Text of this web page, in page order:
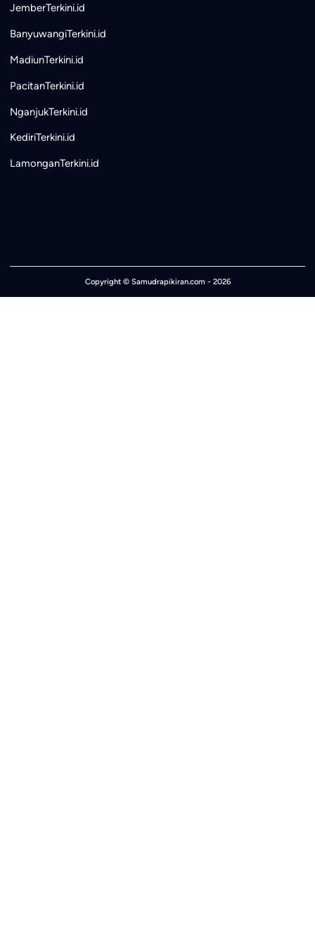
JemberTerkini.id
BanyuwangiTerkini.id
MadiunTerkini.id
PacitanTerkini.id
NganjukTerkini.id
KediriTerkini.id
LamonganTerkini.id
Copyright © Samudrapikiran.com - 2026